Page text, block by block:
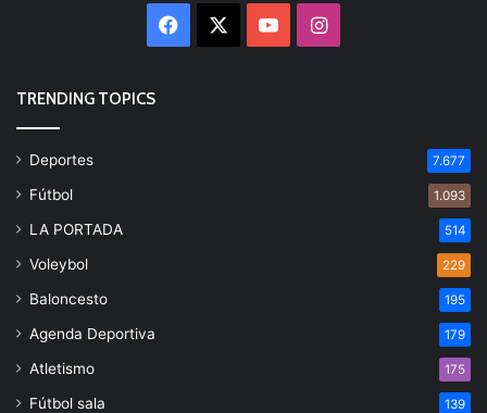
Facebook YouTubeInstagram
TRENDING TOPICS
Deportes 7.677
Fútbol 1.093
LA PORTADA 514
Voleybol 229
Baloncesto 195
Agenda Deportiva 179
Atletismo 175
Fútbol sala 139